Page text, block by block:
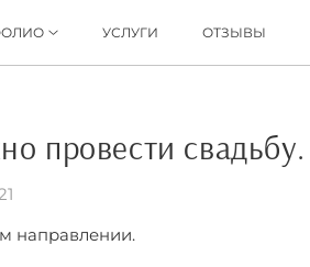
УСЛУГИ ОТЗЫВЫ
провести свадьбу.
направлении.